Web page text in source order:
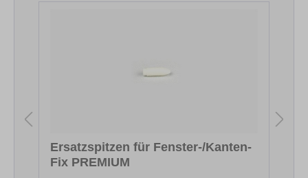
Ersatzspitzen für Fenster-/Kanten-
Fix PREMIUM